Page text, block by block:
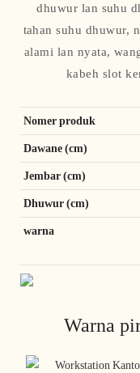
dhuwur lan suhu
tahan suhu dhuwur,
alami lan nyata,
kabeh slot
Nomer produk
Dawane (cm)
Jembar (cm)
Dhuwur (cm)
warna
Warna